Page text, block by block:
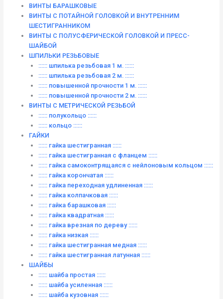
ВИНТЫ БАРАШКОВЫЕ
ВИНТЫ С ПОТАЙНОЙ ГОЛОВКОЙ И ВНУТРЕННИМ
ШЕСТИГРАННИКОМ
ВИНТЫ С ПОЛУСФЕРИЧЕСКОЙ ГОЛОВКОЙ И ПРЕСС-
ШАЙБОЙ
ШПИЛЬКИ РЕЗЬБОВЫЕ
:::::: шпилька резьбовая 1 м. ::::::
:::::: шпилька резьбовая 2 м. ::::::
:::::: повышенной прочности 1 м. ::::::
:::::: повышенной прочности 2 м. ::::::
ВИНТЫ C МЕТРИЧЕСКОЙ РЕЗЬБОЙ
:::::: полукольцо ::::::
:::::: кольцо ::::::
ГАЙКИ
:::::: гайка шестигранная ::::::
:::::: гайка шестигранная с фланцем ::::::
:::::: гайка самоконтрящаяся с нейлоновым кольцом ::::::
:::::: гайка корончатая ::::::
:::::: гайка переходная удлиненная ::::::
:::::: гайка колпачковая ::::::
:::::: гайка барашковая ::::::
:::::: гайка квадратная ::::::
:::::: гайка врезная по дереву ::::::
:::::: гайка низкая ::::::
:::::: гайка шестигранная медная ::::::
:::::: гайка шестигранная латунная ::::::
ШАЙБЫ
:::::: шайба простая ::::::
:::::: шайба усиленная ::::::
:::::: шайба кузовная ::::::